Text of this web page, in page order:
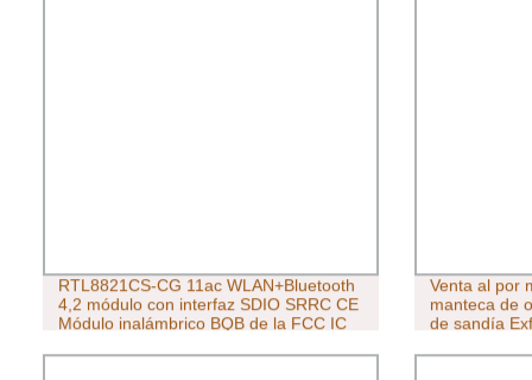
RTL8821CS-CG 11ac WLAN+Bluetooth
4,2 módulo con interfaz SDIO SRRC CE
Módulo inalámbrico BQB de la FCC IC
Venta al por
manteca de
de sandía
corporal